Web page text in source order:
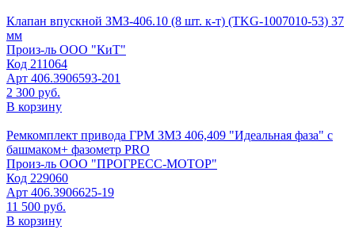
Клапан впускной ЗМЗ-406.10 (8 шт. к-т) (TKG-1007010-53) 37
мм
Произ-ль ООО "КиТ"
Код 211064
Арт 406.3906593-201
2 300 руб.
В корзину
Ремкомплект привода ГРМ ЗМЗ 406,409 "Идеальная фаза" с
башмаком+ фазометр PRO
Произ-ль ООО "ПРОГРЕСС-МОТОР"
Код 229060
Арт 406.3906625-19
11 500 руб.
В корзину